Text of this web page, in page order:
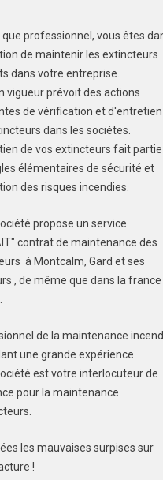
que professionnel, vous êtes
de maintenir les extincteurs
dans votre entreprise.
vigueur prévoit des actions
de vérification et d'entretien
dans les sociétes.
de vos extincteurs fait partie
élémentaires de sécurité et
des risques incendies.
propose un service
contrat de maintenance des
à Montcalm, Gard et ses
, de même que dans la france
de la maintenance
une grande expérience
est votre interlocuteur de
pour la maintenance
les mauvaises surpises sur
!